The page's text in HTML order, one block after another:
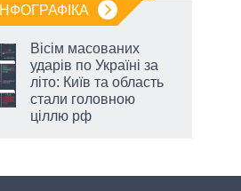
ІНФОГРАФІКА
Вісім масованих
ударів по Україні за
літо: Київ та область
стали головною
ціллю рф